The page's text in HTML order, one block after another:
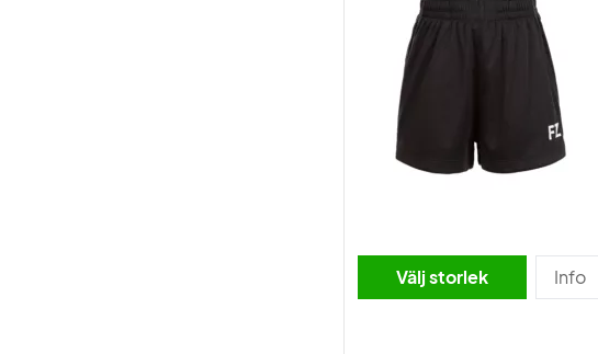
Välj storlek Info